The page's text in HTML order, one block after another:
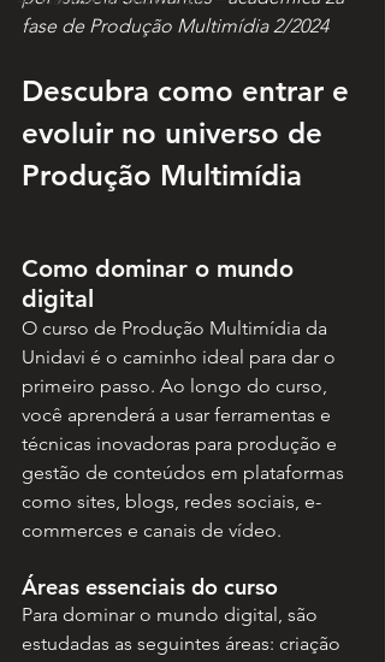
fase de Produção Multimídia 2/2024
Descubra como entrar e
evoluir no universo de
Produção Multimídia
Como dominar o mundo
digital
O curso de Produção Multimídia da
Unidavi é o caminho ideal para dar o
primeiro passo. Ao longo do curso,
você aprenderá a usar ferramentas e
técnicas inovadoras para produção e
gestão de conteúdos em plataformas
como sites, blogs, redes sociais, e-
commerces e canais de vídeo.
Áreas essenciais do curso
Para dominar o mundo digital, são
estudadas as seguintes áreas: criação